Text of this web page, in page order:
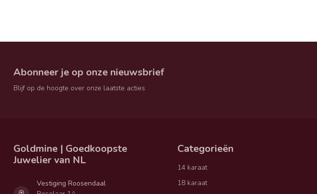
Abonneer je op onze nieuwsbrief
Blijf op de hoogte over onze laatste acties
Goldmine | Goedkoopste
Juwelier van NL
Vestiging Roosendaal
Categorieën
14 karaat
18 karaat